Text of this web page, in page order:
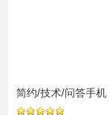
简约/技术/问答手机